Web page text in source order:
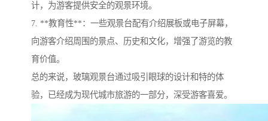
计，为游客提供安全的观景环境。
7. **教育性**：一些观景台配有介绍展板或电子屏幕，
向游客介绍周围的景点、历史和文化，增强了游览的教
育价值。
总的来说，玻璃观景台通过吸引眼球的设计和特的体
验，已经成为现代城市旅游的一部分，深受游客喜爱。